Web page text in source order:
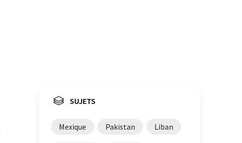
SUJETS
Mexique Pakistan Liban